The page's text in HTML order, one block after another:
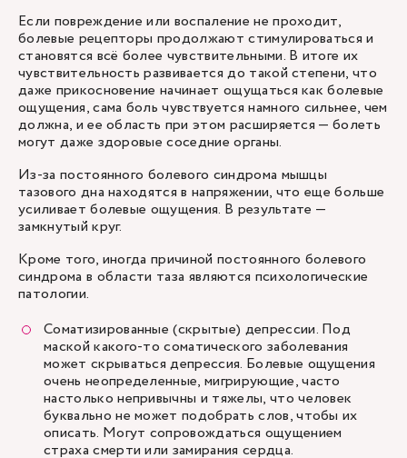
Если повреждение или воспаление не проходит,
болевые рецепторы продолжают стимулироваться и
становятся всё более чувствительными. В итоге их
чувствительность развивается до такой степени, что
даже прикосновение начинает ощущаться как болевые
ощущения, сама боль чувствуется намного сильнее, чем
должна, и ее область при этом расширяется — болеть
могут даже здоровые соседние органы.
Из-за постоянного болевого синдрома мышцы
тазового дна находятся в напряжении, что еще больше
усиливает болевые ощущения. В результате —
замкнутый круг.
Кроме того, иногда причиной постоянного болевого
синдрома в области таза являются психологические
патологии.
Соматизированные (скрытые) депрессии. Под
маской какого-то соматического заболевания
может скрываться депрессия. Болевые ощущения
очень неопределенные, мигрирующие, часто
настолько непривычны и тяжелы, что человек
буквально не может подобрать слов, чтобы их
описать. Могут сопровождаться ощущением
страха смерти или замирания сердца.